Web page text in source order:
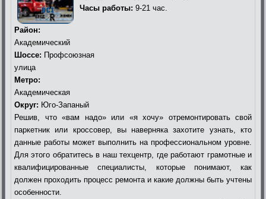
Часы работы: 9-21 час.
Район:
Академический
Шоссе: Профсоюзная
улица
Метро:
Академическая
Округ: Юго-Запаный
Решив, что «вам надо» или «я хочу» отремонтировать свой
паркетник или кроссовер, вы наверняка захотите узнать, кто
данные работы может выполнить на профессиональном уровне.
Для этого обратитесь в наш техцентр, где работают грамотные и
квалифицированные специалисты, которые понимают, как
должен проходить процесс ремонта и какие должны быть учтены
особенности.